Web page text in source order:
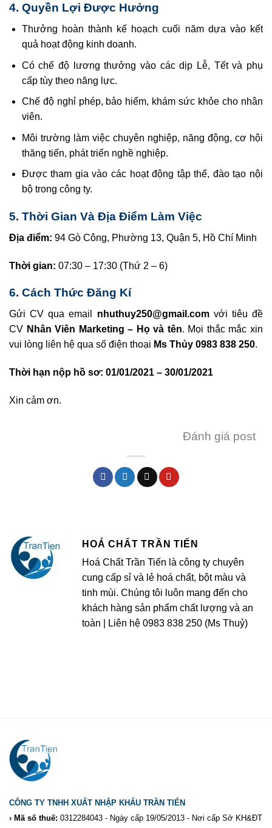
4. Quyền Lợi Được Hưởng
Thưởng hoàn thành kế hoạch cuối năm dựa vào kết
quả hoạt động kinh doanh.
Có chế độ lương thưởng vào các dịp Lễ, Tết và phụ
cấp tùy theo năng lực.
Chế độ nghỉ phép, bảo hiểm, khám sức khỏe cho nhân
viên.
Môi trường làm việc chuyên nghiệp, năng động, cơ hội
thăng tiến, phát triển nghề nghiệp.
Được tham gia vào các hoạt động tập thể, đào tạo nội
bộ trong công ty.
5. Thời Gian Và Địa Điểm Làm Việc
Địa điểm: 94 Gò Công, Phường 13, Quận 5, Hồ Chí Minh
Thời gian: 07:30 – 17:30 (Thứ 2 – 6)
6. Cách Thức Đăng Kí
Gửi CV qua email nhuthuy250@gmail.comvới tiêu đề
CV Nhân Viên Marketing – Họ và tên. Mọi thắc mắc xin
vui lòng liên hệ qua số điện thoại Ms Thủy 0983 838 250.
Thời hạn nộp hồ sơ: 01/01/2021 – 30/01/2021
Xin cảm ơn.
Đánh giá post
HOÁ CHẤT TRẦN TIẾN
Hoá Chất Trần Tiến là công ty chuyên
cung cấp sỉ và lẻ hoá chất, bột màu và
tinh mùi. Chúng tôi luôn mang đến cho
khách hàng sản phẩm chất lượng và an
toàn | Liên hệ 0983 838 250 (Ms Thuỷ)
CÔNG TY TNHH XUẤT NHẬP KHẨU TRẦN TIẾN
› Mã số thuế: 0312284043 - Ngày cấp 19/05/2013 - Nơi cấp Sở KH&ĐT